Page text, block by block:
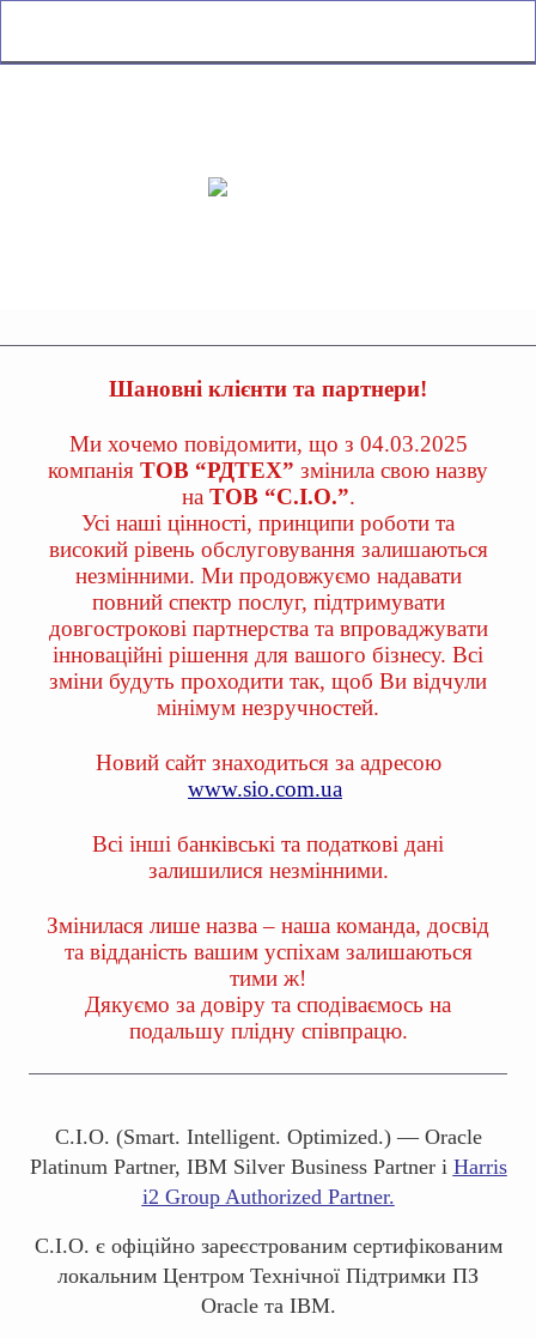
Шановні клієнти та партнери!
Ми хочемо повідомити, що з 04.03.2025
компанія ТОВ “РДТЕХ” змінила свою назву
на ТОВ “С.І.О.”.
Усі наші цінності, принципи роботи та
високий рівень обслуговування залишаються
незмінними. Ми продовжуємо надавати
повний спектр послуг, підтримувати
довгострокові партнерства та впроваджувати
інноваційні рішення для вашого бізнесу. Всі
зміни будуть проходити так, щоб Ви відчули
мінімум незручностей.
Новий сайт знаходиться за адресою
www.sio.com.ua
Всі інші банківські та податкові дані
залишилися незмінними.
Змінилася лише назва – наша команда, досвід
та відданість вашим успіхам залишаються
тими ж!
Дякуємо за довіру та сподіваємось на
подальшу плідну співпрацю.
С.І.О. (Smart. Intelligent. Optimized.) — Oracle
Platinum Partner, IBM Silver Business Partner і Harris
i2 Group Authorized Partner.
С.І.О. є офіційно зареєстрованим сертифікованим
локальним Центром Технічної Підтримки ПЗ
Oracle та IBM.